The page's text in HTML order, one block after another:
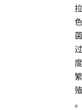
拉
色
菌
过
度
繁
殖
。